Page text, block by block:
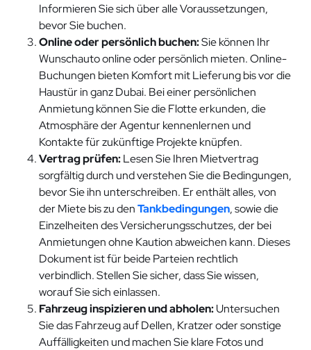
Informieren Sie sich über alle Voraussetzungen,
bevor Sie buchen.
Online oder persönlich buchen:Sie können Ihr
Wunschauto online oder persönlich mieten. Online-
Buchungen bieten Komfort mit Lieferung bis vor die
Haustür in ganz Dubai. Bei einer persönlichen
Anmietung können Sie die Flotte erkunden, die
Atmosphäre der Agentur kennenlernen und
Kontakte für zukünftige Projekte knüpfen.
Vertrag prüfen:Lesen Sie Ihren Mietvertrag
sorgfältig durch und verstehen Sie die Bedingungen,
bevor Sie ihn unterschreiben. Er enthält alles, von
der Miete bis zu denTankbedingungen, sowie die
Einzelheiten des Versicherungsschutzes, der bei
Anmietungen ohne Kaution abweichen kann. Dieses
Dokument ist für beide Parteien rechtlich
verbindlich. Stellen Sie sicher, dass Sie wissen,
worauf Sie sich einlassen.
Fahrzeug inspizieren und abholen:Untersuchen
Sie das Fahrzeug auf Dellen, Kratzer oder sonstige
Auffälligkeiten und machen Sie klare Fotos und